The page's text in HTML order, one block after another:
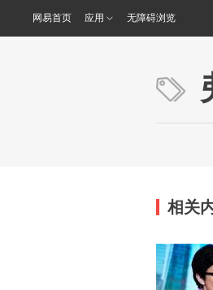
网易首页 应用 无障碍浏览
相关